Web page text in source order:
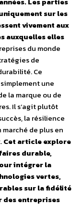
sur les
vivement aux
auxquelles elles
du monde
de
Ce
une
la marque ou de
Il s’agit plutôt
la résilience
de plus en
Cet article explore
durable,
intégrer la
vertes,
sur la fidélité
des entreprises